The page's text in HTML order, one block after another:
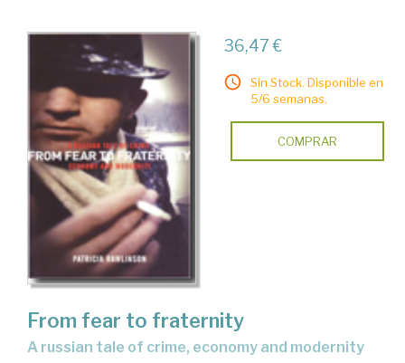
36,47 €
Sin Stock. Disponible en
5/6 semanas.
COMPRAR
From fear to fraternity
a russian tale of crime, economy and modernity